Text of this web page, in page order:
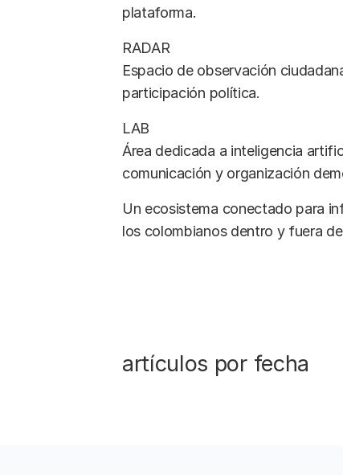
plataforma.
RADAR
Espacio de observación
participación política.
LAB
Área dedicada a inteligencia
comunicación y organización
Un ecosistema conectado para
los colombianos dentro y fuera
artículos por fecha